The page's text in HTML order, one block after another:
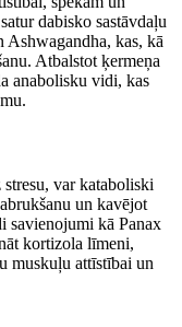
dabisko sastāvdaļu
Ashwagandha, kas, kā
Atbalstot ķermeņa
anabolisku vidi, kas
var kataboliski
un kavējot
savienojumi kā Panax
kortizola līmeni,
muskuļu attīstībai un